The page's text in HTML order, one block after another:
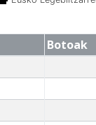
Botoak